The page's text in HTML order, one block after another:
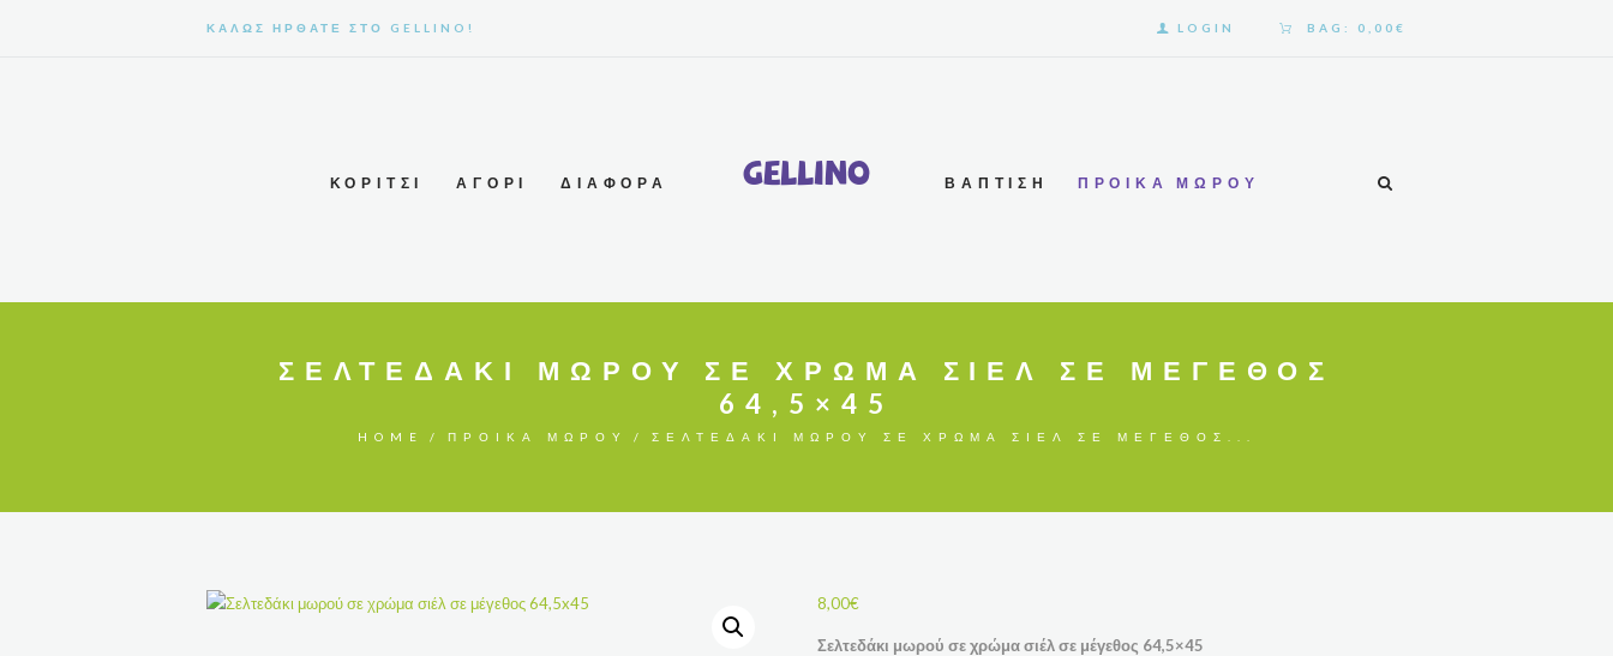
ΚΑΛΩΣ ΉΡΘΑΤΕ ΣΤΟ GELLINO! LOGIN BAG: 0,00€
ΚΟΡΊΤΣΙ ΑΓΌΡΙ ΔΙΆΦΟΡΑ ΒΆΠΤΙΣΗ ΠΡΟΊΚΑ ΜΩΡΟΎ
Gellino
ΣΕΛΤΕΔΆΚΙ ΜΩΡΟΎ ΣΕ ΧΡΏΜΑ ΣΙΈΛ ΣΕ ΜΈΓΕΘΟΣ
64,5×45
HOME ΠΡΟΊΚΑ ΜΩΡΟΎ ΣΕΛΤΕΔΆΚΙ ΜΩΡΟΎ ΣΕ ΧΡΏΜΑ ΣΙΈΛ ΣΕ ΜΈΓΕΘΟΣ...
8,00€
Σελτεδάκι μωρού σε χρώμα σιέλ σε μέγεθος 64,5×45